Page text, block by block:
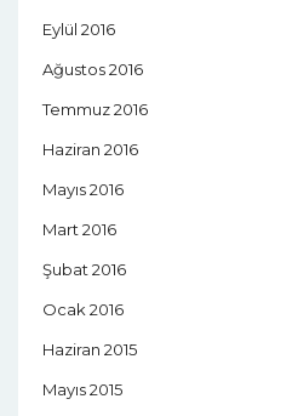
Eylül 2016
Ağustos 2016
Temmuz 2016
Haziran 2016
Mayıs 2016
Mart 2016
Şubat 2016
Ocak 2016
Haziran 2015
Mayıs 2015